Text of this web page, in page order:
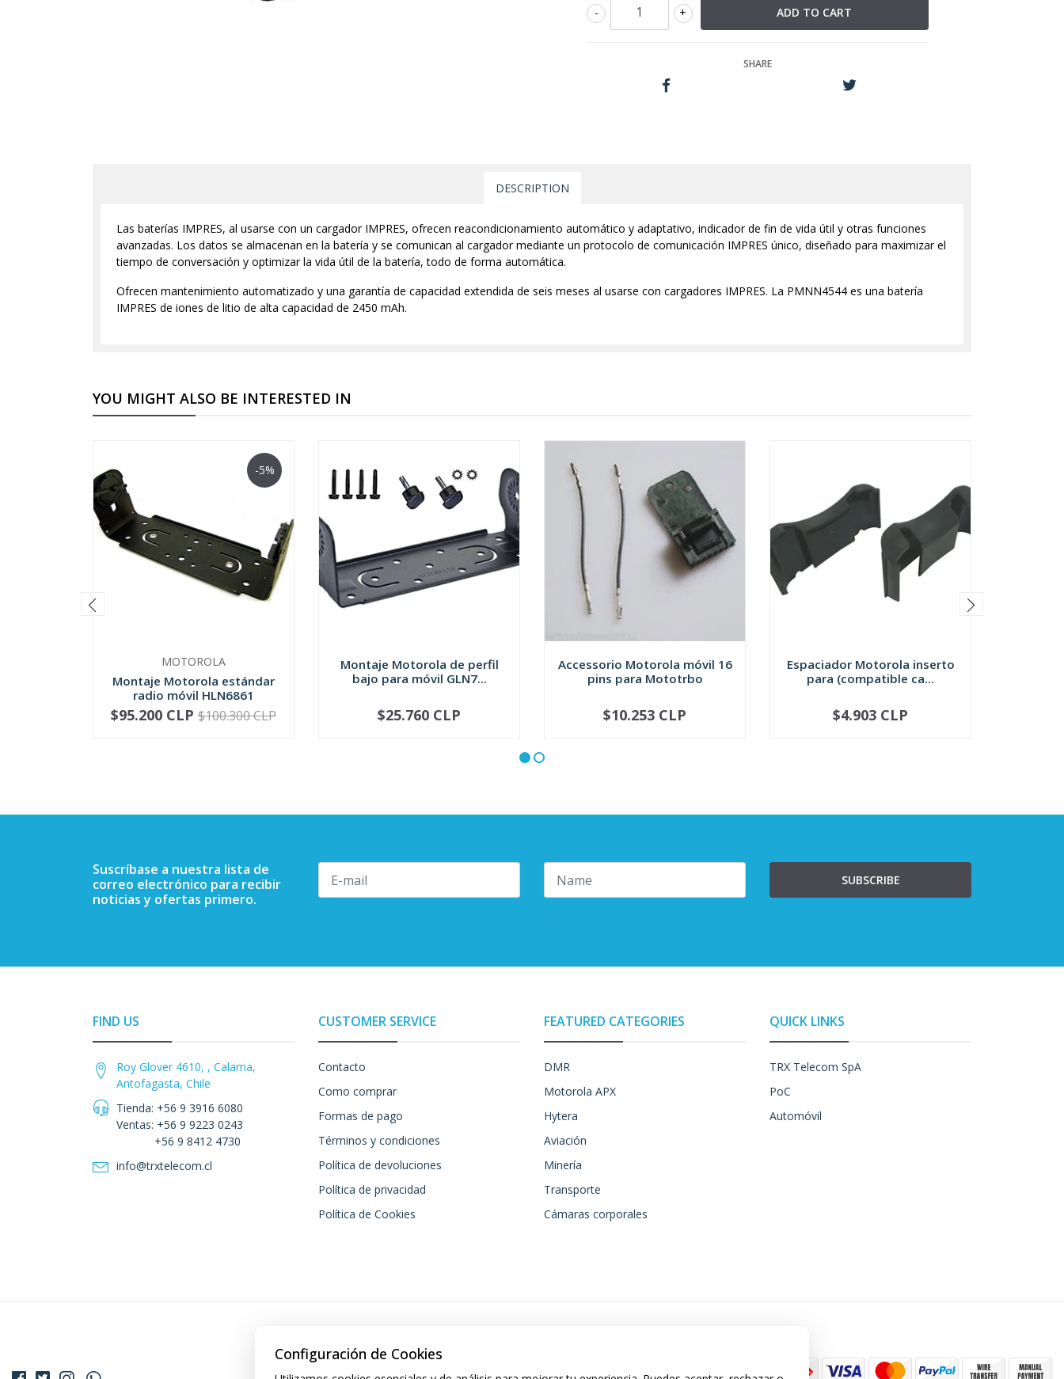
+
-
SHARE
DESCRIPTION
Las baterías IMPRES, al usarse con un cargador IMPRES, ofrecen reacondicionamiento automático y adaptativo, indicador de fin de vida útil y otras funciones
avanzadas. Los datos se almacenan en la batería y se comunican al cargador mediante un protocolo de comunicación IMPRES único, diseñado para maximizar el
tiempo de conversación y optimizar la vida útil de la batería, todo de forma automática.
Ofrecen mantenimiento automatizado y una garantía de capacidad extendida de seis meses al usarse con cargadores IMPRES. La PMNN4544 es una batería
IMPRES de iones de litio de alta capacidad de 2450 mAh.
YOU MIGHT ALSO BE INTERESTED IN
-5%
MOTOROLA
Montaje Motorola estándar
radio móvil HLN6861
+
-
$95.200 CLP $100.300 CLP
Montaje Motorola de perfil
bajo para móvil GLN7...
+
$25.760 CLP
Accessorio Motorola móvil 16
pins para Mototrbo
+
$10.253 CLP
Espaciador Motorola inserto
para (compatible ca...
+
$4.903 CLP
Suscríbase a nuestra lista de
correo electrónico para recibir
noticias y ofertas primero.
SUBSCRIBE
FIND US
Roy Glover 4610, , Calama,
Antofagasta, Chile
Tienda: +56 9 3916 6080
Ventas: +56 9 9223 0243
+56 9 8412 4730
info@trxtelecom.cl
CUSTOMER SERVICE
Contacto
Como comprar
Formas de pago
Términos y condiciones
Política de devoluciones
Política de privacidad
Política de Cookies
FEATURED CATEGORIES
DMR
Motorola APX
Hytera
Aviación
Minería
Transporte
Cámaras corporales
QUICK LINKS
TRX Telecom SpA
PoC
Automóvil
Configuración de Cookies